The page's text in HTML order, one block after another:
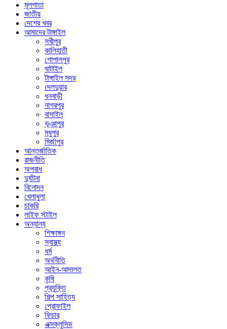
মূলপাতা
জাতীয়
দেশের খবর
আমাদের টাঙ্গাইল
সখীপুর
কালিহাতী
গোপালপুর
ঘাটাইল
টাঙ্গাইল সদর
দেলদুয়ার
ধনবাড়ী
নাগরপুর
বাসাইল
ভূঞাপুর
মধুপুর
মির্জাপুর
আন্তর্জাতিক
রাজনীতি
অপরাধ
দুর্ঘটনা
বিনোদন
খেলাধুলা
চাকরি
লাইফ স্টাইল
অন্যান্য
শিক্ষাঙ্গন
স্বাস্থ্য
ধর্ম
অর্থনীতি
আইন-আদালত
কৃষি
প্রযুক্তি
শিল্প সাহিত্য
প্রোফাইল
ফিচার
এক্সক্লুসিভ